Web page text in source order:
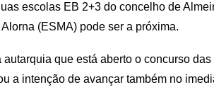
escolas EB 2+3 do concelho de
(ESMA) pode ser a próxima.
que está aberto o concurso
a intenção de avançar também no